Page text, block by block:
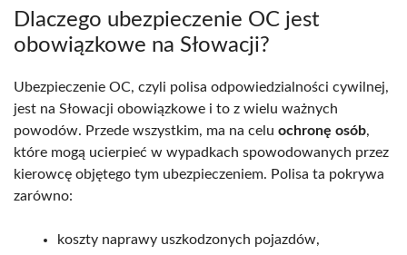
Dlaczego ubezpieczenie OC jest
obowiązkowe na Słowacji?
Ubezpieczenie OC, czyli polisa odpowiedzialności cywilnej,
jest na Słowacji obowiązkowe i to z wielu ważnych
powodów. Przede wszystkim, ma na celu ochronę osób,
które mogą ucierpieć w wypadkach spowodowanych przez
kierowcę objętego tym ubezpieczeniem. Polisa ta pokrywa
zarówno:
koszty naprawy uszkodzonych pojazdów,